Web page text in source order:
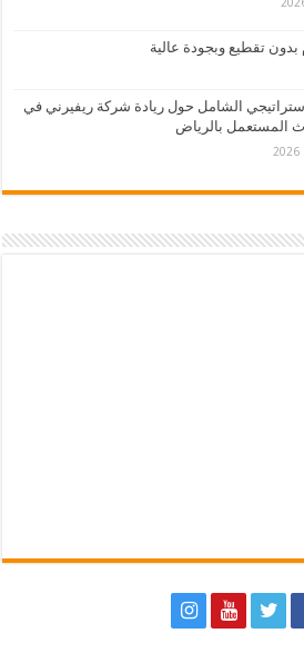
تقطيع وبجودة عالية
الشامل حول ريادة شركة ريفيرني في
المستعمل بالرياض